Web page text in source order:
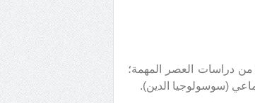
من دراسات العصر المهمة؛
(سوسولوجيا الدين).